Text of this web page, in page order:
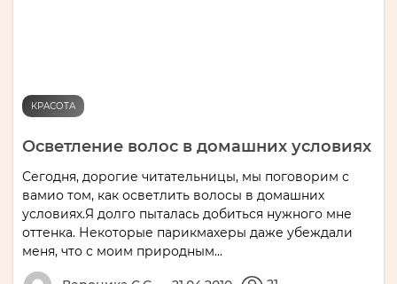
КРАСОТА
Осветление волос в домашних условиях
Сегодня, дорогие читательницы, мы поговорим с
вамио том, как осветлить волосы в домашних
условиях.Я долго пыталась добиться нужного мне
оттенка. Некоторые парикмахеры даже убеждали
меня, что с моим природным...